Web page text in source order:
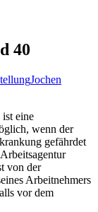
40
Jochen
eine
wenn der
gefährdet
von der
Arbeitnehmers
vor dem